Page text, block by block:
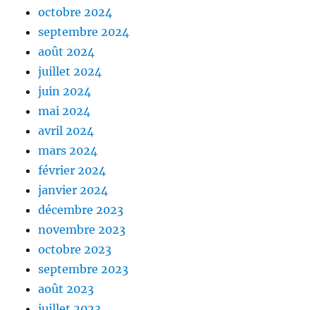
octobre 2024
septembre 2024
août 2024
juillet 2024
juin 2024
mai 2024
avril 2024
mars 2024
février 2024
janvier 2024
décembre 2023
novembre 2023
octobre 2023
septembre 2023
août 2023